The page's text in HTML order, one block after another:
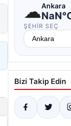
☁Ankara
ŞEHIR SEÇ
Bizi Takip Edin